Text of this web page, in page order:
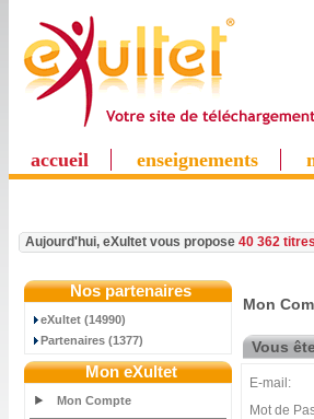
accueil enseignements
Aujourd'hui, eXultet vous propose 40 362
Nos partenaires
eXultet (14990)
Partenaires (1377)
Mon eXultet
Mon Compte
Mon
Vous
E-mail:
Mot de